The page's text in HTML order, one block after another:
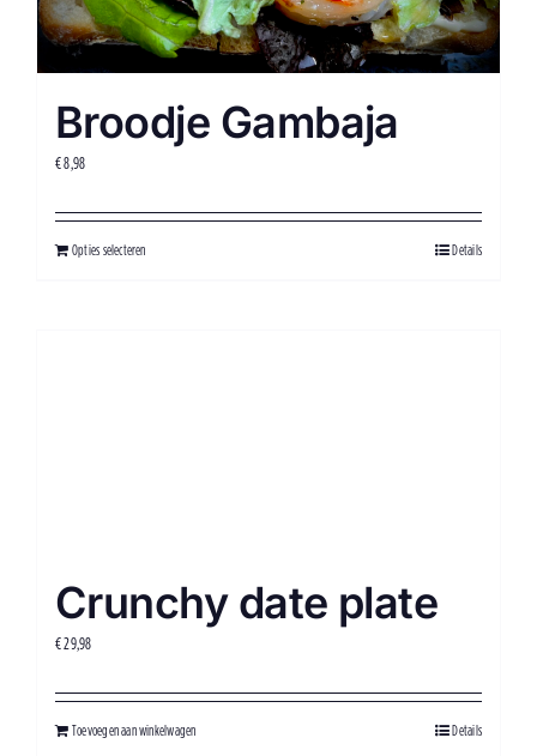
Broodje Gambaja
€8,98
Opties selecteren Details
Crunchy date plate
€29,98
Toevoegen aan winkelwagen Details